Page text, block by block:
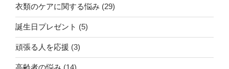
衣類のケアに関する悩み (29)
誕生日プレゼント (5)
頑張る人を応援 (3)